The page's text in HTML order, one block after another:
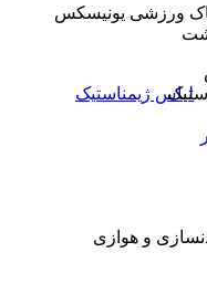
ورزشی یونیسکس
لباس ژیمناستیک
و هوازی